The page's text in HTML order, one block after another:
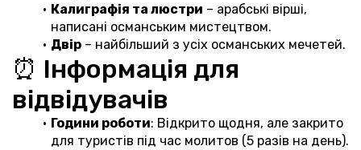
Калиграфія та люстри – арабські вірші,
написані османським мистецтвом.
Двір – найбільший з усіх османських мечетей.
⏰ Інформація для
відвідувачів
Години роботи: Відкрито щодня, але закрито
для туристів під час молитов (5 разів на день).